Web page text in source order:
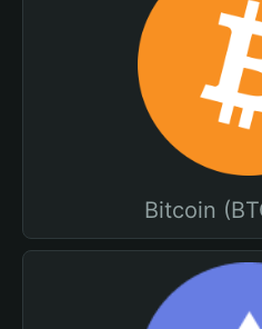
Bitcoin